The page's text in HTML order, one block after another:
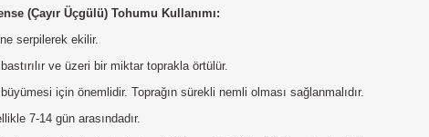
(Çayır Üçgülü) Tohumu Kullanımı:
serpilerek ekilir.
ve üzeri bir miktar toprakla örtülür.
için önemlidir. Toprağın sürekli nemli olması sağlanmalıdır.
7-14 gün arasındadır.